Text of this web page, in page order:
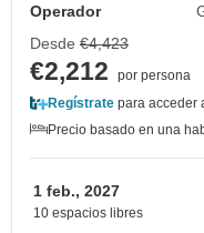
Operador
Desde €4,423
€2,212
por persona
Regístrate para acceder
Precio basado en una
1 feb., 2027
10 espacios libres